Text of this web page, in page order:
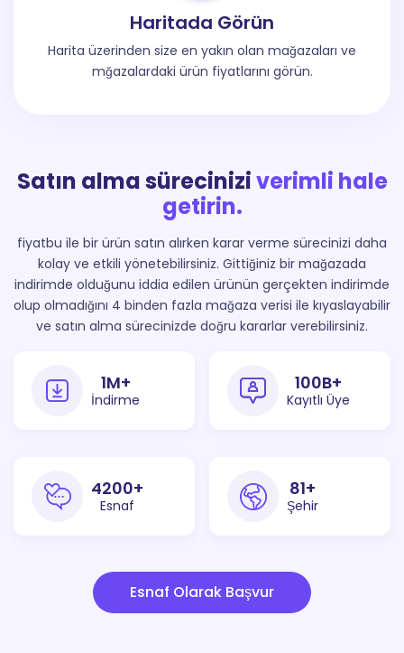
Haritada Görün
Harita üzerinden size en yakın olan mağazaları ve
mğazalardaki ürün fiyatlarını görün.
Satın alma süreciniziverimli hale
getirin.
fiyatbu ile bir ürün satın alırken karar verme sürecinizi daha
kolay ve etkili yönetebilirsiniz. Gittiğiniz bir mağazada
indirimde olduğunu iddia edilen ürünün gerçekten indirimde
olup olmadığını 4 binden fazla mağaza verisi ile kıyaslayabilir
ve satın alma sürecinizde doğru kararlar verebilirsiniz.
1M+
İndirme
100B+
Kayıtlı Üye
4200+
Esnaf
81+
Şehir
Esnaf Olarak Başvur